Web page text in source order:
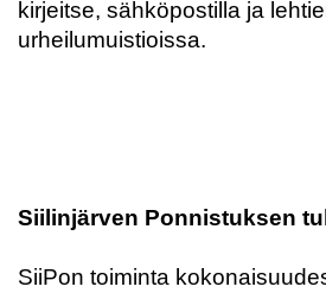
kirjeitse, sähköpostilla ja
urheilumuistioissa.
Siilinjärven Ponnistuksen
SiiPon toiminta